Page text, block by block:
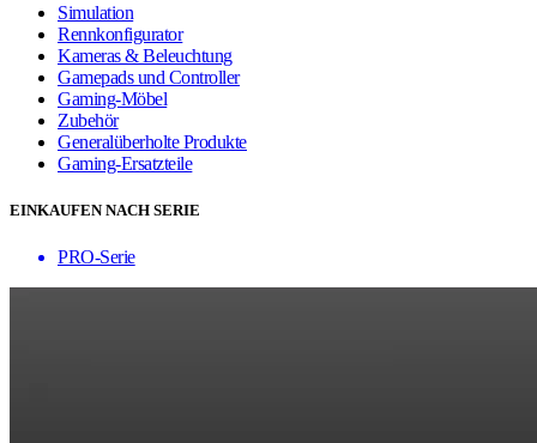
Simulation
Rennkonfigurator
Kameras & Beleuchtung
Gamepads und Controller
Gaming-Möbel
Zubehör
Generalüberholte Produkte
Gaming-Ersatzteile
EINKAUFEN NACH SERIE
PRO-Serie